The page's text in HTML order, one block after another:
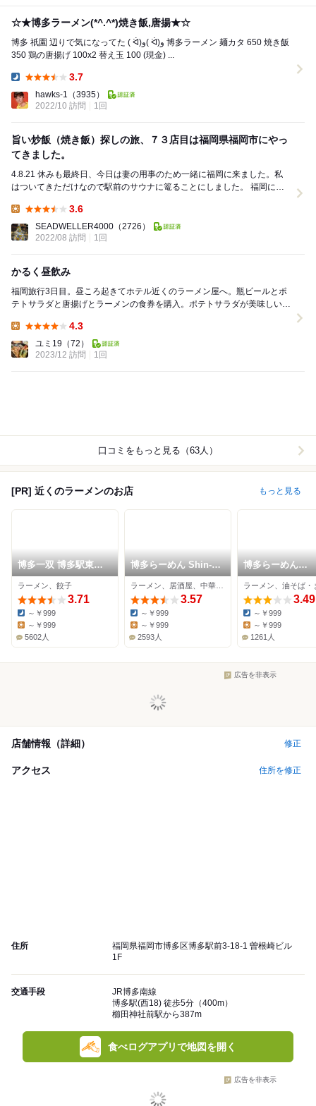
☆★博多ラーメン(*^.^*)焼き飯,唐揚★☆
博多 祇園 辺りで気になってた ( ᐛ)و( ᐛ)و 博多ラーメン 麺カタ 650 焼き飯
350 鶏の唐揚げ 100x2 替え玉 100 (現金) ...
3.7
hawks-1 （3935）
2022/10 訪問
1回
旨い炒飯（焼き飯）探しの旅、７３店目は福岡県福岡市にやっ
てきました。
4.8.21 休みも最終日、今日は妻の用事のため一緒に福岡に来ました。私
はついてきただけなので駅前のサウナに篭ることにしました。 福岡に着
3.6
SEADWELLER4000 （2726）
2022/08 訪問
1回
かるく昼飲み
福岡旅行3日目。昼ころ起きてホテル近くのラーメン屋へ。瓶ビールとポ
テトサラダと唐揚げとラーメンの食券を購入。ポテトサラダが美味しい。
4.3
ユミ19 （72）
2023/12 訪問
1回
口コミをもっと見る（63人）
[PR] 近くのラーメンのお店 もっと見る
博多一双 博多駅東本
店
ラーメン、餃子
3.71
Dinner:
～￥999
～￥999
5602人
博多らーめん Shin-
Shin 博多デイトス店
3.57
Dinner:
～￥999
～￥999
2593人
博多らーめん
ShinShin KITTE
店
3.49
Dinner:
～￥999
～￥999
1261人
広告を非表示
店舗情報（詳細） 修正
アクセス 住所を修正
住所
福岡県福岡市博多区博多駅前3-18-1 曽根崎ビル
1F
交通手段
JR博多南線
博多駅(西18) 徒歩5分（400m）
櫛田神社前駅から387m
食べログアプリで地図を開く
広告を非表示